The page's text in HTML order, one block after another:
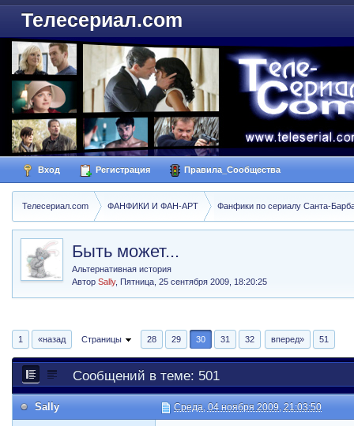
Телесериал.com
Вход Регистрация Правила_Сообщества
Телесериал.com ФАНФИКИ И ФАН-АРТ Фанфики по сериалу Санта-
Быть может...
Альтернативная история
АвторSally,Пятница, 25 сентября 2009, 18:20:25
1 «назад Страницы 28 29 30 31 32 вперед» 51
Сообщений в теме: 501
Sally Среда, 04 ноября 2009, 21:03:50